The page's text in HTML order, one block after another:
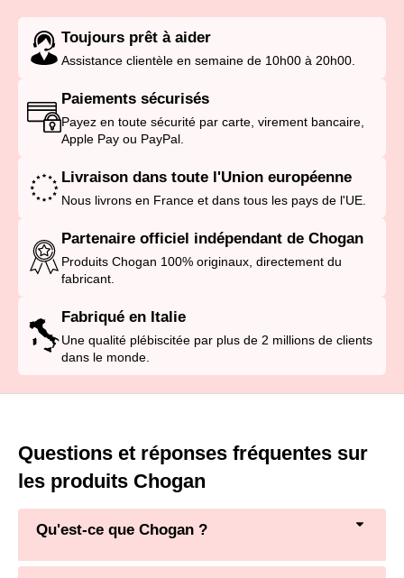
Toujours prêt à aider
Assistance clientèle en semaine de 10h00 à 20h00.
Paiements sécurisés
Payez en toute sécurité par carte, virement bancaire,
Apple Pay ou PayPal.
Livraison dans toute l'Union européenne
Nous livrons en France et dans tous les pays de l'UE.
Partenaire officiel indépendant de Chogan
Produits Chogan 100% originaux, directement du
fabricant.
Fabriqué en Italie
Une qualité plébiscitée par plus de 2 millions de clients
dans le monde.
Questions et réponses fréquentes sur
les produits Chogan
Qu'est-ce que Chogan ?